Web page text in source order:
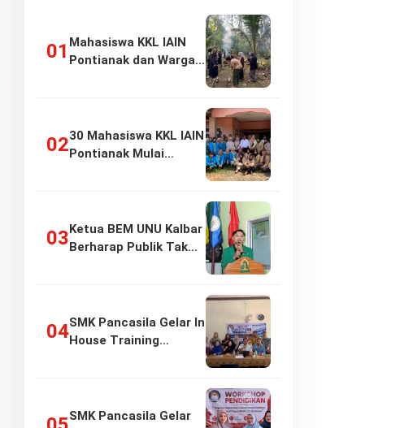
Mahasiswa KKL IAIN
Pontianak dan Warga
30 Mahasiswa KKL IAIN
Pontianak Mulai
Ketua BEM UNU Kalbar
Berharap Publik Tak
SMK Pancasila Gelar In
House Training
SMK Pancasila Gelar